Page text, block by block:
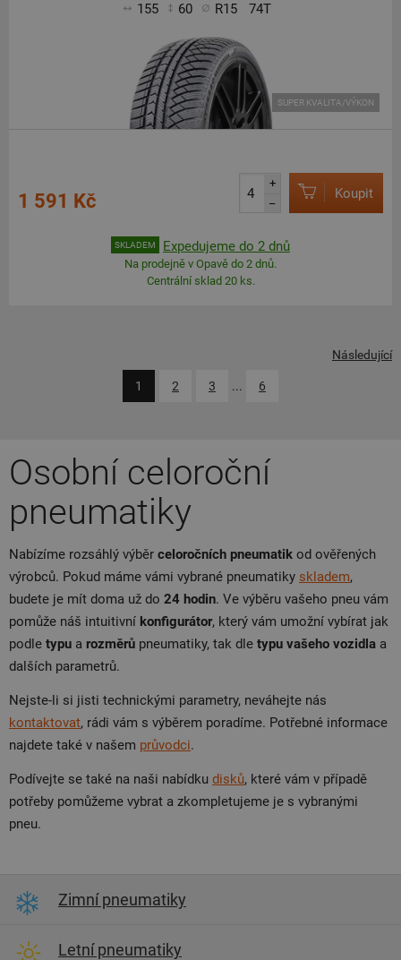
155 60 R15 74T
SUPER KVALITA/VÝKON
1 591 Kč
+
–
Koupit
SKLADEM Expedujeme do 2 dnů
Na prodejně v Opavě do 2 dnů.
Centrální sklad 20 ks.
1 2 3 ... 6
Následující
Osobní celoroční
pneumatiky
Nabízíme rozsáhlý výběr celoročních pneumatik od ověřených
výrobců. Pokud máme vámi vybrané pneumatiky skladem,
budete je mít doma už do 24 hodin. Ve výběru vašeho pneu vám
pomůže náš intuitivní konfigurátor, který vám umožní vybírat jak
podle typu a rozměrů pneumatiky, tak dle typu vašeho vozidla a
dalších parametrů.
Nejste-li si jisti technickými parametry, neváhejte nás
kontaktovat, rádi vám s výběrem poradíme. Potřebné informace
najdete také v našem průvodci.
Podívejte se také na naši nabídku disků, které vám v případě
potřeby pomůžeme vybrat a zkompletujeme je s vybranými
pneu.
Zimní pneumatiky
Letní pneumatiky